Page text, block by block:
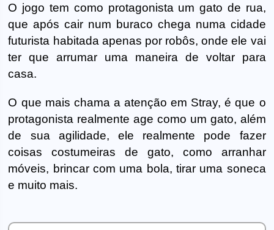
O jogo tem como protagonista um gato de rua,
que após cair num buraco chega numa cidade
futurista habitada apenas por robôs, onde ele vai
ter que arrumar uma maneira de voltar para
casa.
O que mais chama a atenção em Stray, é que o
protagonista realmente age como um gato, além
de sua agilidade, ele realmente pode fazer
coisas costumeiras de gato, como arranhar
móveis, brincar com uma bola, tirar uma soneca
e muito mais.